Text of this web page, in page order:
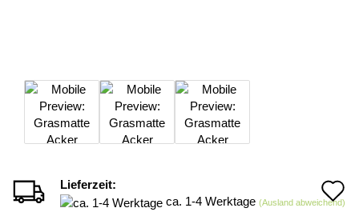
Lieferzeit:
ca. 1-4 Werktage (Ausland abweichend)